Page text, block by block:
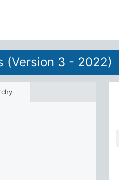
(Version 3 - 2022)